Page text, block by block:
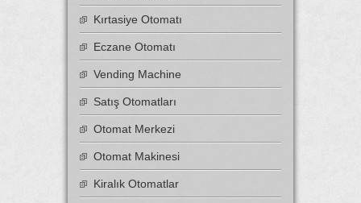
Kırtasiye Otomatı
Eczane Otomatı
Vending Machine
Satış Otomatları
Otomat Merkezi
Otomat Makinesi
Kiralık Otomatlar